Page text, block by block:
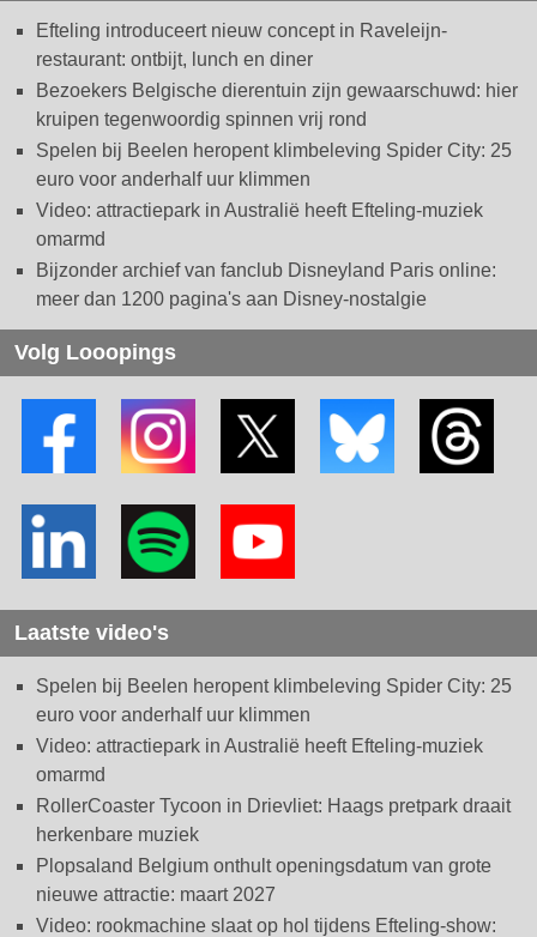
Efteling introduceert nieuw concept in Raveleijn-
restaurant: ontbijt, lunch en diner
Bezoekers Belgische dierentuin zijn gewaarschuwd: hier
kruipen tegenwoordig spinnen vrij rond
Spelen bij Beelen heropent klimbeleving Spider City: 25
euro voor anderhalf uur klimmen
Video: attractiepark in Australië heeft Efteling-muziek
omarmd
Bijzonder archief van fanclub Disneyland Paris online:
meer dan 1200 pagina's aan Disney-nostalgie
Volg Looopings
Laatste video's
Spelen bij Beelen heropent klimbeleving Spider City: 25
euro voor anderhalf uur klimmen
Video: attractiepark in Australië heeft Efteling-muziek
omarmd
RollerCoaster Tycoon in Drievliet: Haags pretpark draait
herkenbare muziek
Plopsaland Belgium onthult openingsdatum van grote
nieuwe attractie: maart 2027
Video: rookmachine slaat op hol tijdens Efteling-show: